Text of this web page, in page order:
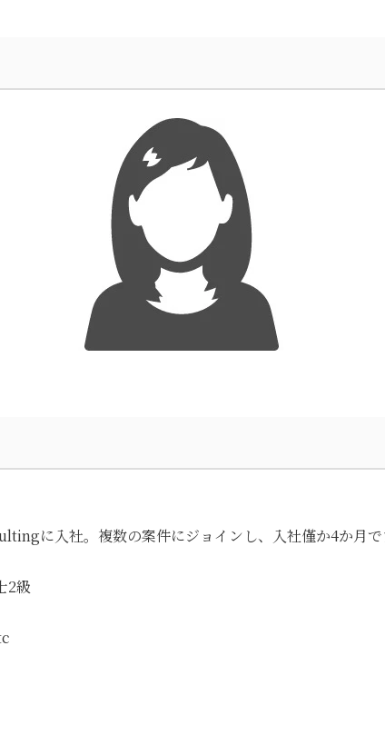
に入社。複数の案件にジョインし、入社僅か4か月
2級